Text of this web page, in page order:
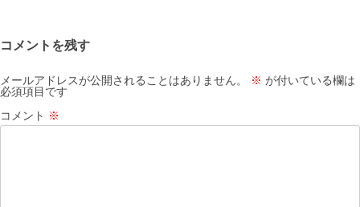
ョ
ン
コメントを残す
メールアドレスが公開されることはありません。 ※ が付いている欄は
必須項目です
コメント ※